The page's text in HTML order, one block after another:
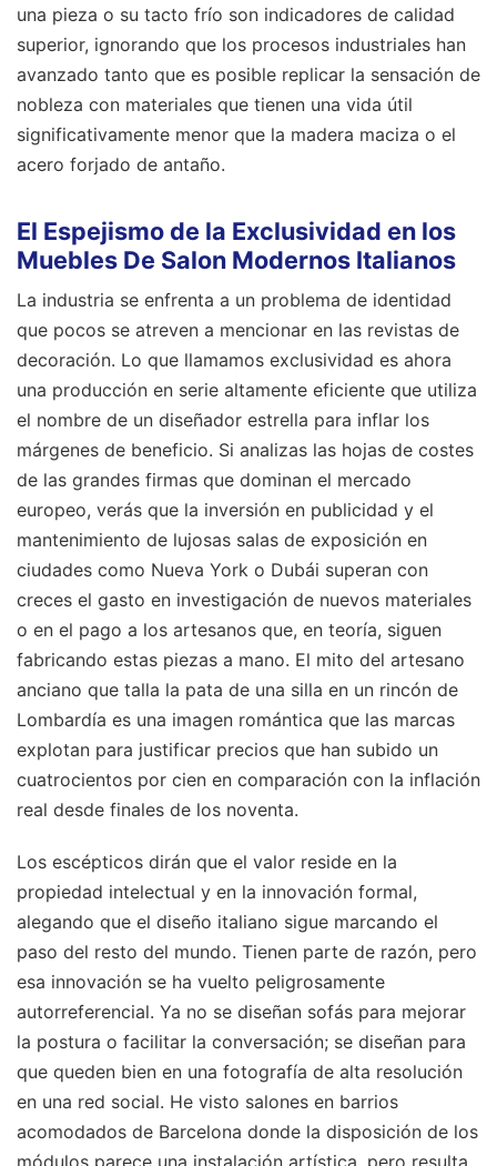
una pieza o su tacto frío son indicadores de calidad
superior, ignorando que los procesos industriales han
avanzado tanto que es posible replicar la sensación de
nobleza con materiales que tienen una vida útil
significativamente menor que la madera maciza o el
acero forjado de antaño.
El Espejismo de la Exclusividad en los
Muebles De Salon Modernos Italianos
La industria se enfrenta a un problema de identidad
que pocos se atreven a mencionar en las revistas de
decoración. Lo que llamamos exclusividad es ahora
una producción en serie altamente eficiente que utiliza
el nombre de un diseñador estrella para inflar los
márgenes de beneficio. Si analizas las hojas de costes
de las grandes firmas que dominan el mercado
europeo, verás que la inversión en publicidad y el
mantenimiento de lujosas salas de exposición en
ciudades como Nueva York o Dubái superan con
creces el gasto en investigación de nuevos materiales
o en el pago a los artesanos que, en teoría, siguen
fabricando estas piezas a mano. El mito del artesano
anciano que talla la pata de una silla en un rincón de
Lombardía es una imagen romántica que las marcas
explotan para justificar precios que han subido un
cuatrocientos por cien en comparación con la inflación
real desde finales de los noventa.
Los escépticos dirán que el valor reside en la
propiedad intelectual y en la innovación formal,
alegando que el diseño italiano sigue marcando el
paso del resto del mundo. Tienen parte de razón, pero
esa innovación se ha vuelto peligrosamente
autorreferencial. Ya no se diseñan sofás para mejorar
la postura o facilitar la conversación; se diseñan para
que queden bien en una fotografía de alta resolución
en una red social. He visto salones en barrios
acomodados de Barcelona donde la disposición de los